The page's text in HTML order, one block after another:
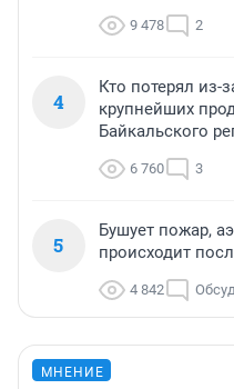
9 478 2
4
Кто потерял из-
крупнейших
Байкальского
6 760 3
5
Бушует пожар,
происходит
4 842
МНЕНИЕ